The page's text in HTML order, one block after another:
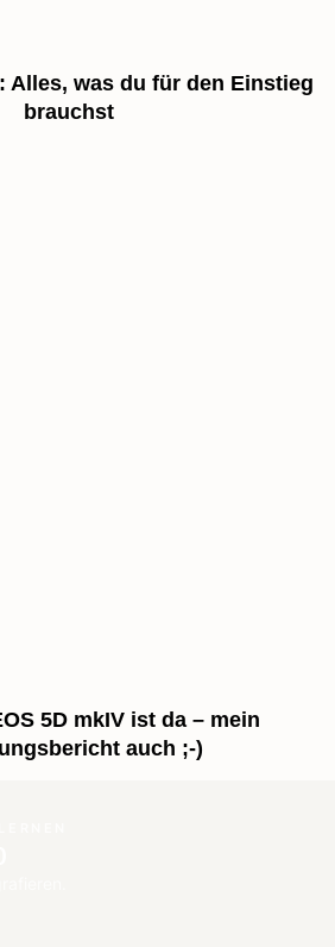
Alles, was du für den Einstieg
brauchst
5D mkIV ist da – mein
auch ;-)